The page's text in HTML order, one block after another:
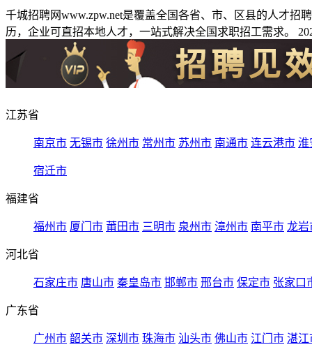
千城招聘网www.zpw.net是覆盖全国各省、市、区县的人才
历，企业可直招本地人才，一站式解决全国求职招工需求。
江苏省
南京市 无锡市 徐州市 常州市 苏州市 南通市 连云港市 淮
宿迁市
福建省
福州市 厦门市 莆田市 三明市 泉州市 漳州市 南平市 龙岩
河北省
石家庄市 唐山市 秦皇岛市 邯郸市 邢台市 保定市 张家口
广东省
广州市 韶关市 深圳市 珠海市 汕头市 佛山市 江门市 湛江